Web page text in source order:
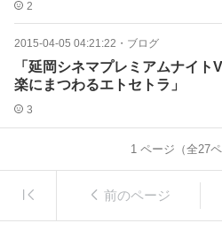
2
2015-04-05 04:21:22 ・ ブログ
「延岡シネマプレミアムナイ
楽にまつわるエトセトラ」
3
1ページ（全27
前のページ